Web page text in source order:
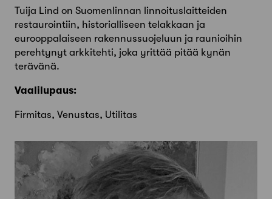
Tuija Lind on Suomenlinnan linnoituslaitteiden
restaurointiin, historialliseen telakkaan ja
eurooppalaiseen rakennussuojeluun ja raunioihin
perehtynyt arkkitehti, joka yrittää pitää kynän
terävänä.
Vaalilupaus:
Firmitas, Venustas, Utilitas